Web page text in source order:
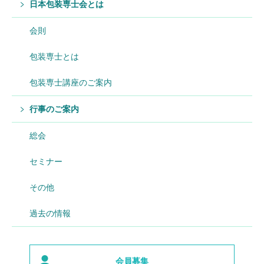
日本包装専士会とは
会則
包装専士とは
包装専士講座のご案内
行事のご案内
総会
セミナー
その他
過去の情報
会員募集